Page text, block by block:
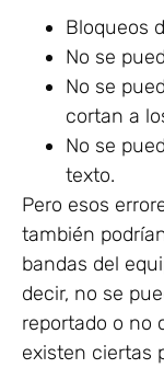
Bloqueos
No se
No se
cortan a
No se
texto.
Pero esos
también
bandas del
decir, no se
reportado o no
existen ciertas